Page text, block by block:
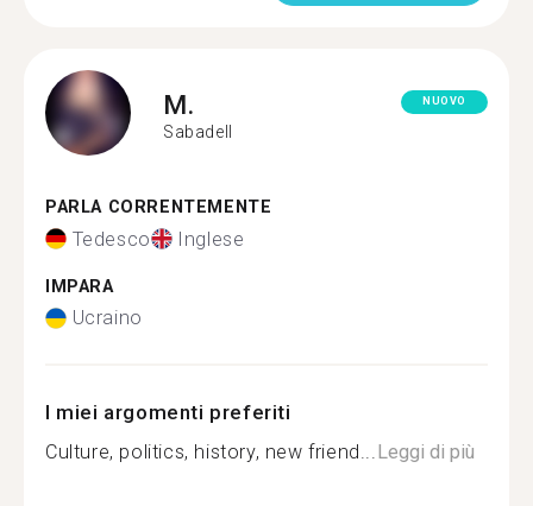
M.
Sabadell
NUOVO
PARLA CORRENTEMENTE
Tedesco Inglese
IMPARA
Ucraino
I miei argomenti preferiti
Culture, politics, history, new friend...Leggi di più